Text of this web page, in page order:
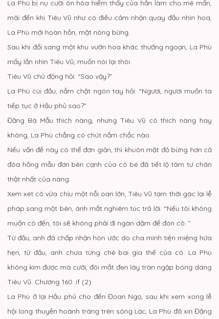
La Phù bị nụ cười ôn hòa hiếm thấy của hắn làm cho mê mẩn,
mãi đến khi Tiêu Vũ như có điều cảm nhận quay đầu nhìn hoa,
La Phù mới hoàn hồn, mặt nóng bừng.
Sau khi đổi sang một khu vườn hoa khác thưởng ngoạn, La Phù
mấy lần nhìn Tiêu Vũ, muốn nói lại thôi.
Tiêu Vũ chủ động hỏi: “Sao vậy?”
La Phù cúi đầu, nắm chặt ngón tay hỏi: “Ngươi, ngươi muốn ta
tiếp tục ở Hầu phủ sao?”
Đặng Bá Mẫu thích nàng, nhưng Tiêu Vũ có thích nàng hay
không, La Phù chẳng có chút nắm chắc nào.
Nếu vấn đề này có thể đơn giản, thì khuôn mặt đỏ bừng hơn cả
đóa hồng mẫu đơn bên cạnh của cô bé đã tiết lộ tâm tư chân
thật nhất của nàng.
Xem xét cô vừa chịu một nỗi oan lớn, Tiêu Vũ tạm thời gác lại lễ
pháp sang một bên, ánh mắt nghiêm túc trả lời: “Nếu tôi không
muốn cô đến, tôi sẽ không phải đi ngàn dặm để đón cô. ”
Từ đầu, anh đã chấp nhận hôn ước do cha mình tiện miệng hứa
hẹn, từ đầu, anh chưa từng chê bai gia thế của cô. La Phù
không kìm được mà cười, đôi mắt đen láy tràn ngập bóng dáng
Tiêu Vũ. Chương 160: if (2)
La Phù ở lại Hầu phủ cho đến Đoan Ngọ, sau khi xem xong lễ
hội long thuyền hoành tráng trên sông Lạc, La Phù đã xin Đặng